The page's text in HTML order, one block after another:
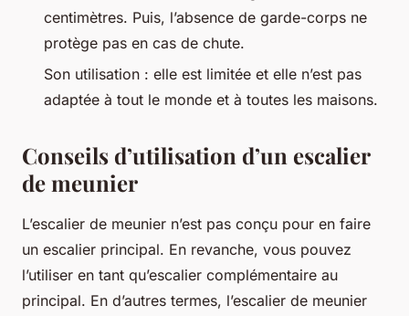
centimètres. Puis, l’absence de garde-corps ne
protège pas en cas de chute.
Son utilisation : elle est limitée et elle n’est pas
adaptée à tout le monde et à toutes les maisons.
Conseils d’utilisation d’un escalier
de meunier
L’escalier de meunier n’est pas conçu pour en faire
un escalier principal. En revanche, vous pouvez
l’utiliser en tant qu’escalier complémentaire au
principal. En d’autres termes, l’escalier de meunier